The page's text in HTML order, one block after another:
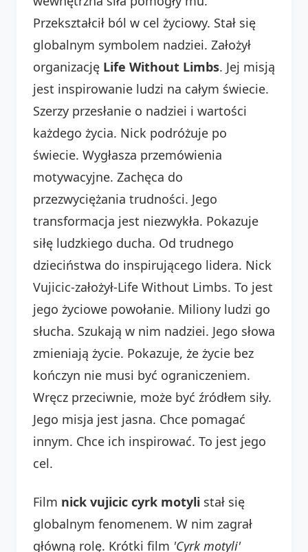
Przekształcił ból w cel życiowy. Stał się
globalnym symbolem nadziei. Założył
organizację Life Without Limbs. Jej misją
jest inspirowanie ludzi na całym świecie.
Szerzy przesłanie o nadziei i wartości
każdego życia. Nick podróżuje po
świecie. Wygłasza przemówienia
motywacyjne. Zachęca do
przezwyciężania trudności. Jego
transformacja jest niezwykła. Pokazuje
siłę ludzkiego ducha. Od trudnego
dzieciństwa do inspirującego lidera. Nick
Vujicic-założył-Life Without Limbs. To jest
jego życiowe powołanie. Miliony ludzi go
słucha. Szukają w nim nadziei. Jego słowa
zmieniają życie. Pokazuje, że życie bez
kończyn nie musi być ograniczeniem.
Wręcz przeciwnie, może być źródłem siły.
Jego misja jest jasna. Chce pomagać
innym. Chce ich inspirować. To jest jego
cel.
Film nick vujicic cyrk motyli stał się
globalnym fenomenem. W nim zagrał
główną rolę. Krótki film 'Cyrk motyli'